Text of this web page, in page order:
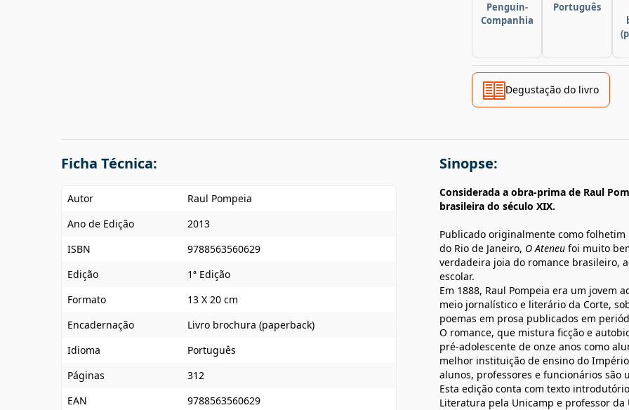
Penguin-
Companhia
Português
Degustação do livro
Ficha Técnica:
Autor
Raul Pompeia
Ano de Edição
2013
ISBN
9788563560629
Edição
1ª Edição
Formato
13 X 20 cm
Encadernação
Livro brochura (paperback)
Idioma
Português
Páginas
312
EAN
9788563560629
Sinopse:
Considerada a obra-prima de Raul
brasileira do século XIX.
Publicado originalmente como folhetim
do Rio de Janeiro, O Ateneu foi muito
verdadeira joia do romance brasileiro,
escolar.
Em 1888, Raul Pompeia era um jovem
meio jornalístico e literário da Corte,
poemas em prosa publicados em
O romance, que mistura ficção e
pré-adolescente de onze anos como
melhor instituição de ensino do
alunos, professores e funcionários são
Esta edição conta com texto
Literatura pela Unicamp e professor da